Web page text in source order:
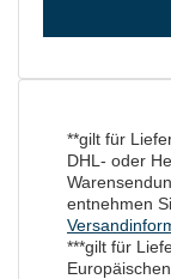
**gilt für
DHL- oder
entnehmen
***gilt für